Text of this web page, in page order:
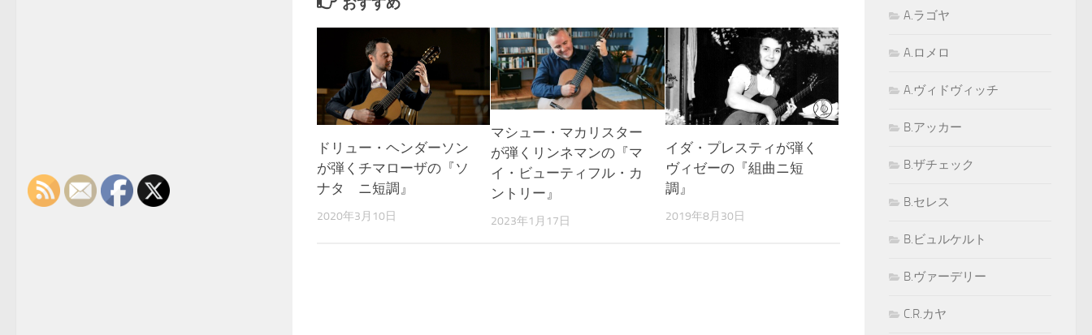
ドリュー・ヘンダーソン
が弾くチマローザの『ソ
ナタ ニ短調』
2020年3月10日
マシュー・マカリスター
が弾くリンネマンの『マ
イ・ビューティフル・カ
ントリー』
2023年1月17日
イダ・プレスティが弾く
ヴィゼーの『組曲ニ短
調』
2019年8月30日
A.ラゴヤ
A.ロメロ
A.ヴィドヴィッチ
B.アッカー
B.ザチェック
B.セレス
B.ビュルケルト
B.ヴァーデリー
C.R.カヤ